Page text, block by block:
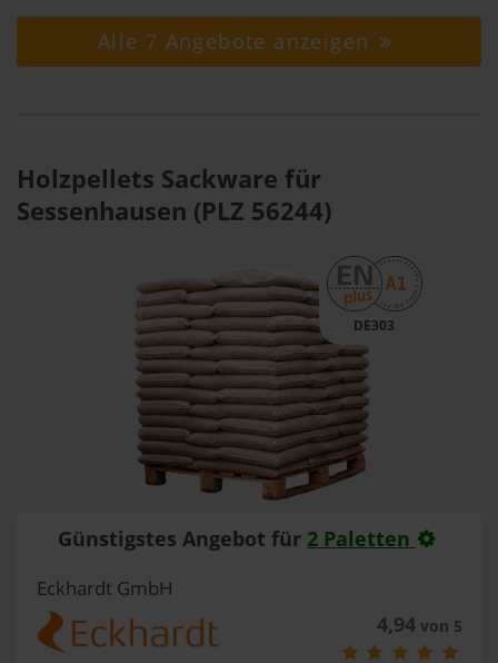
Alle 7 Angebote anzeigen
Holzpellets Sackware für
Sessenhausen (PLZ 56244)
DE303
Günstigstes Angebot für 2 Paletten
Eckhardt GmbH
4,94von 5